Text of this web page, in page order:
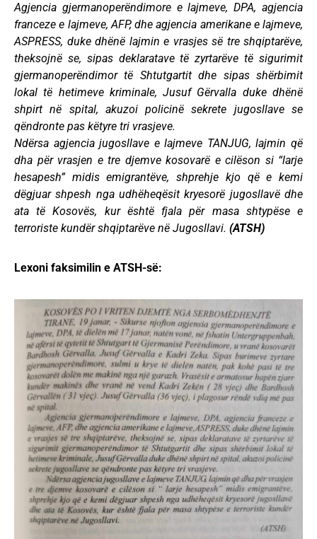
Agjencia gjermanoperëndimore e lajmeve, DPA, agjencia
franceze e lajmeve, AFP, dhe agjencia amerikane e lajmeve,
ASPRESS, duke dhënë lajmin e vrasjes së tre shqiptarëve,
theksojnë se, sipas deklaratave të zyrtarëve të sigurimit
gjermanoperëndimor të Shtutgartit dhe sipas shërbimit
lokal të hetimeve kriminale, Jusuf Gërvalla duke dhënë
shpirt në spital, akuzoi policinë sekrete jugosllave se
qëndronte pas këtyre tri vrasjeve.
Ndërsa agjencia jugosllave e lajmeve TANJUG, lajmin që
dha për vrasjen e tre djemve kosovarë e cilëson si “larje
hesapesh” midis emigrantëve, shprehje kjo që e kemi
dëgjuar shpesh nga udhëheqësit kryesorë jugosllavë dhe
ata të Kosovës, kur është fjala për masa shtypëse e
terroriste kundër shqiptarëve në Jugosllavi. (ATSH)
Lexoni faksimilin e ATSH-së: